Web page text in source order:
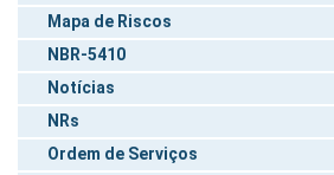
Mapa de Riscos
NBR-5410
Notícias
NRs
Ordem de Serviços